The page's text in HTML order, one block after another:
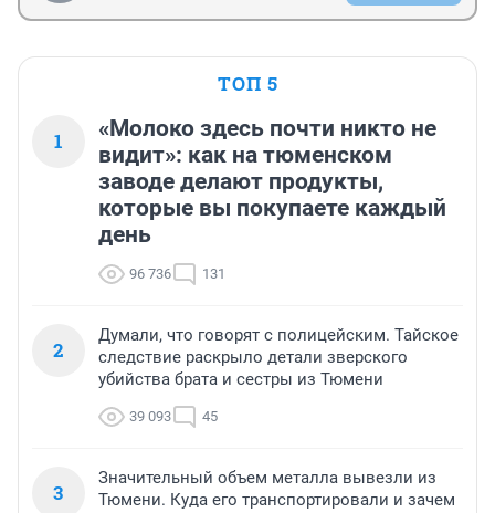
ТОП 5
1
«Молоко здесь почти никто не
видит»: как на тюменском
заводе делают продукты,
которые вы покупаете каждый
день
96 736 131
2
Думали, что говорят с полицейским. Тайское
следствие раскрыло детали зверского
убийства брата и сестры из Тюмени
39 093 45
3
Значительный объем металла вывезли из
Тюмени. Куда его транспортировали и зачем